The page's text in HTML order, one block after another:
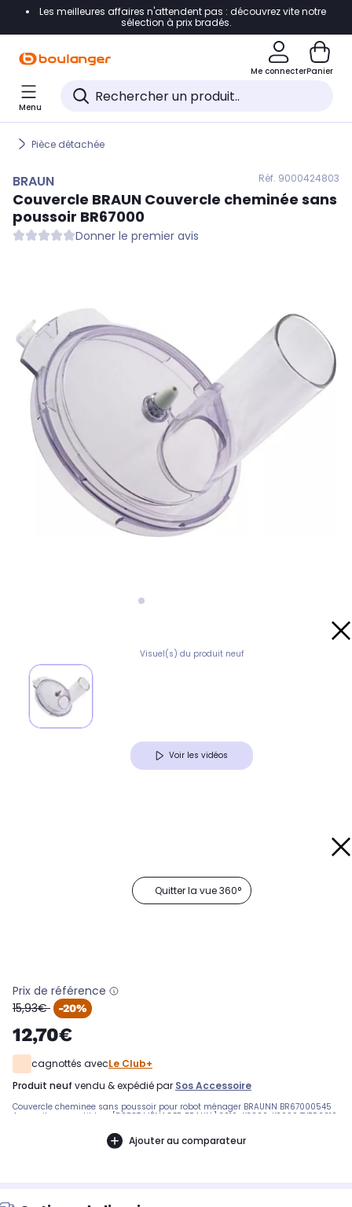
Accéder directement à la navigation
Accéder directement au pied de page
Accéder directement au chatbot
Les meilleures affaires n'attendent pas : découvrez vite notre
sélection à prix bradés.
Me connecterPanier
Menu
Pièce détachée
BRAUN Réf. 9000424803
Couvercle BRAUN Couvercle cheminée sans
poussoir BR67000
Donner le premier avis
Visuel(s) du produit neuf
Voir les vidéos
Quitter la vue 360°
Prix de référence
oldPrice
15,93€ -20%
12,70€
cagnottés avecLe Club+
produit neuf vendu & expédié par Sos Accessoire
Couvercle cheminee sans poussoir pour robot ménager BRAUNN BR67000545
Appareils compatibles : [ROBOT MÉNAGER BRAUN:] 3210-K3000, K3000 TYPE 3210,
TYPE 3210, K1200 TYPE 3210, K2000 TYPE 3210, K850 TYPE 3210, KC1 TYPE 3210, 3210-
Ajouter au comparateur